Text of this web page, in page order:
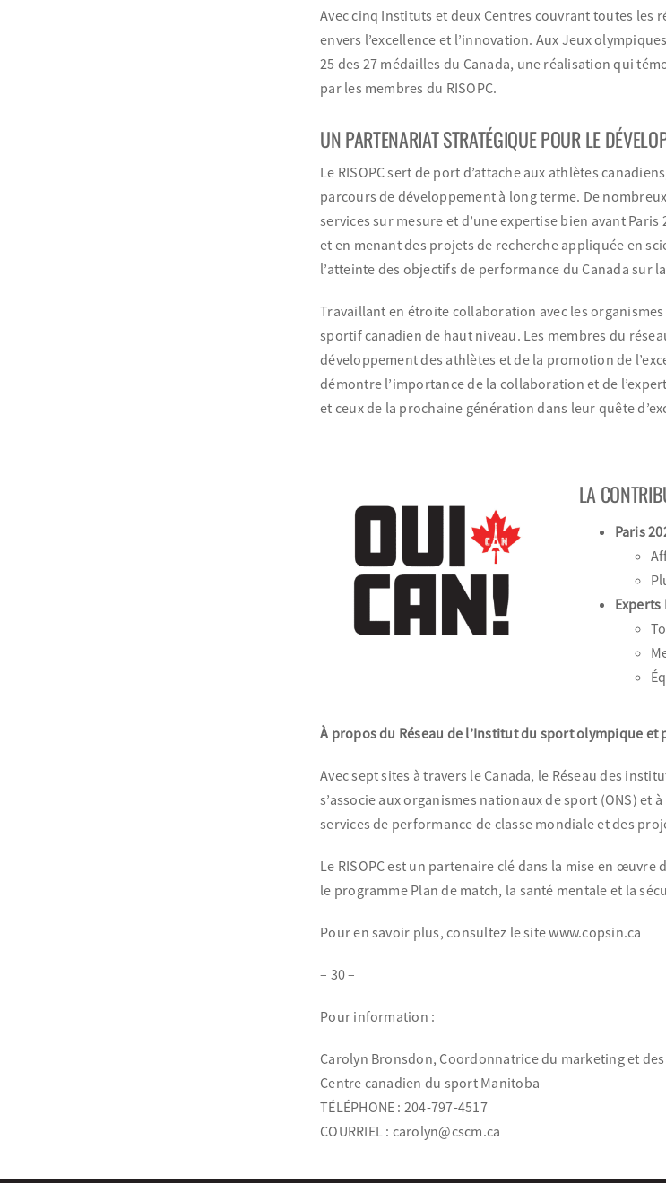
Avec cinq Instituts et deux Centres couvrant toutes les
envers l’excellence et l’innovation. Aux Jeux
25 des 27 médailles du Canada, une réalisation qui
par les membres du RISOPC.
UN PARTENARIAT STRATÉGIQUE POUR LE
Le RISOPC sert de port d’attache aux athlètes
parcours de développement à long terme. De
services sur mesure et d’une expertise bien avant
et en menant des projets de recherche appliquée en
l’atteinte des objectifs de performance du Canada sur
Travaillant en étroite collaboration avec les
sportif canadien de haut niveau. Les membres du
développement des athlètes et de la promotion de
démontre l’importance de la collaboration et de
et ceux de la prochaine génération dans leur quête
LA
Paris
Experts
À propos du Réseau de l’Institut du sport olympique et
Avec sept sites à travers le Canada, le Réseau des
s’associe aux organismes nationaux de sport (ONS)
services de performance de classe mondiale et des
Le RISOPC est un partenaire clé dans la mise en
le programme Plan de match, la santé mentale et la
Pour en savoir plus, consultez le site www.copsin.ca
– 30 –
Pour information :
Carolyn Bronsdon, Coordonnatrice du marketing et
Centre canadien du sport Manitoba
TÉLÉPHONE : 204-797-4517
COURRIEL : carolyn@cscm.ca